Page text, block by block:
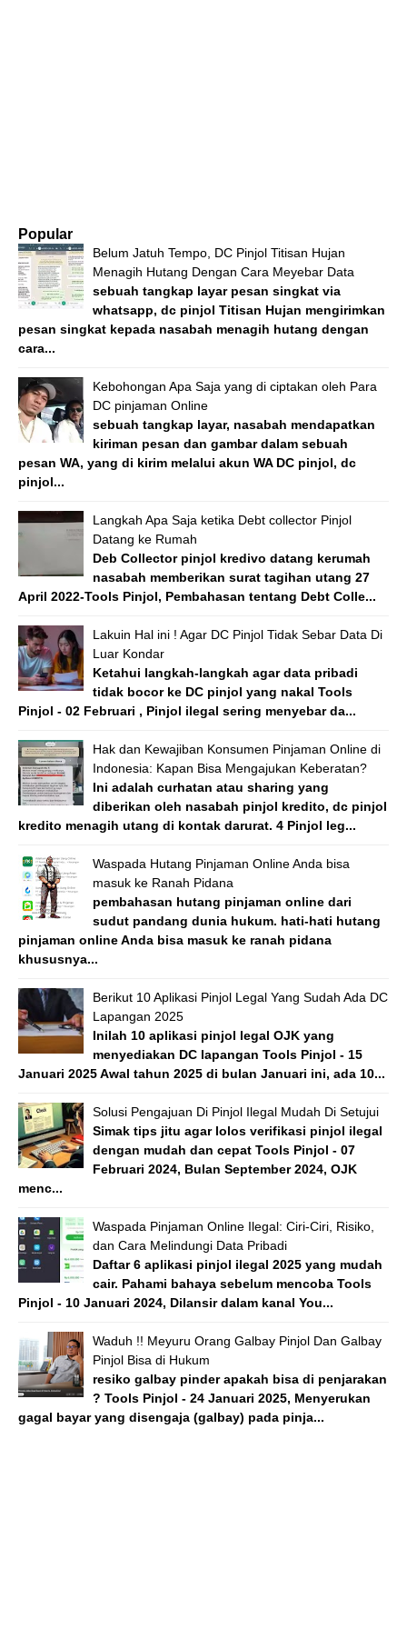
Popular
Belum Jatuh Tempo, DC Pinjol Titisan Hujan
Menagih Hutang Dengan Cara Meyebar Data
sebuah tangkap layar pesan singkat via
whatsapp, dc pinjol Titisan Hujan mengirimkan
pesan singkat kepada nasabah menagih hutang dengan
cara...
Kebohongan Apa Saja yang di ciptakan oleh Para
DC pinjaman Online
sebuah tangkap layar, nasabah mendapatkan
kiriman pesan dan gambar dalam sebuah
pesan WA, yang di kirim melalui akun WA DC pinjol, dc
pinjol...
Langkah Apa Saja ketika Debt collector Pinjol
Datang ke Rumah
Deb Collector pinjol kredivo datang kerumah
nasabah memberikan surat tagihan utang 27
April 2022-Tools Pinjol, Pembahasan tentang Debt Colle...
Lakuin Hal ini ! Agar DC Pinjol Tidak Sebar Data Di
Luar Kondar
Ketahui langkah-langkah agar data pribadi
tidak bocor ke DC pinjol yang nakal Tools
Pinjol - 02 Februari , Pinjol ilegal sering menyebar da...
Hak dan Kewajiban Konsumen Pinjaman Online di
Indonesia: Kapan Bisa Mengajukan Keberatan?
Ini adalah curhatan atau sharing yang
diberikan oleh nasabah pinjol kredito, dc pinjol
kredito menagih utang di kontak darurat. 4 Pinjol leg...
Waspada Hutang Pinjaman Online Anda bisa
masuk ke Ranah Pidana
pembahasan hutang pinjaman online dari
sudut pandang dunia hukum. hati-hati hutang
pinjaman online Anda bisa masuk ke ranah pidana
khususnya...
Berikut 10 Aplikasi Pinjol Legal Yang Sudah Ada DC
Lapangan 2025
Inilah 10 aplikasi pinjol legal OJK yang
menyediakan DC lapangan Tools Pinjol - 15
Januari 2025 Awal tahun 2025 di bulan Januari ini, ada 10...
Solusi Pengajuan Di Pinjol Ilegal Mudah Di Setujui
Simak tips jitu agar lolos verifikasi pinjol ilegal
dengan mudah dan cepat Tools Pinjol - 07
Februari 2024, Bulan September 2024, OJK
menc...
Waspada Pinjaman Online Ilegal: Ciri-Ciri, Risiko,
dan Cara Melindungi Data Pribadi
Daftar 6 aplikasi pinjol ilegal 2025 yang mudah
cair. Pahami bahaya sebelum mencoba Tools
Pinjol - 10 Januari 2024, Dilansir dalam kanal You...
Waduh !! Meyuru Orang Galbay Pinjol Dan Galbay
Pinjol Bisa di Hukum
resiko galbay pinder apakah bisa di penjarakan
? Tools Pinjol - 24 Januari 2025, Menyerukan
gagal bayar yang disengaja (galbay) pada pinja...